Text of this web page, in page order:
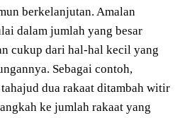
berkelanjutan. Amalan
dalam jumlah yang besar
cukup dari hal-hal kecil yang
Sebagai contoh,
dua rakaat ditambah witir
ke jumlah rakaat yang